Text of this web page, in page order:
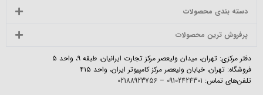
دسته بندی محصولات
پرفروش ترین محصولات
دفتر مرکزی: تهران، میدان ولیعصر مرکز تجارت ایرانیان، طبقه ۹، واحد ۵
فروشگاه: تهران، خیابان ولیعصر مرکز کامپیوتر ایران، واحد ۴۱۵
تلفن‌های تماس: 09102424301
–
02188923756